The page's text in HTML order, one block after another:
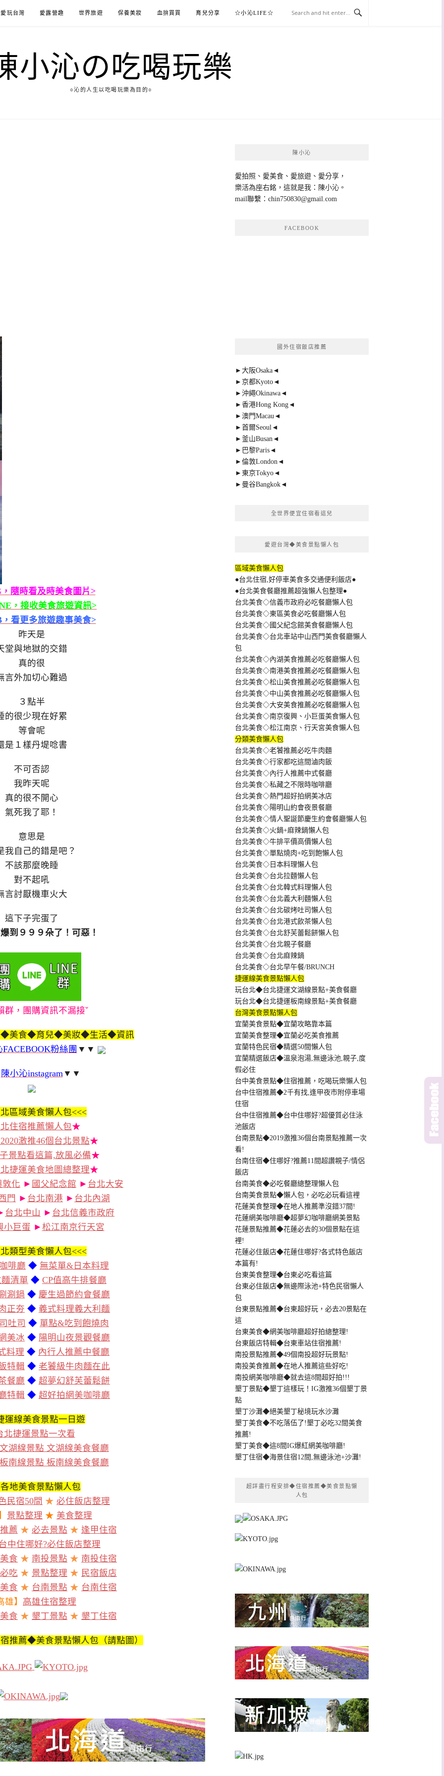
愛玩台灣 愛露營趣 世界旅遊 保養美妝 血拚買買 育兒分享 ☆小沁LIFE☆
小沁の吃喝玩樂
○沁的人生以吃喝玩樂為目的○
隨時看及時美食圖片>
，接收美食旅遊資訊>
看更多旅遊趣事美食>
昨天是
堂與地獄的交錯
真的很
言外加切心難過
３點半
的很少現在好累
等會呢
是１樣丹堤唸書
不可否認
我昨天呢
真的很不開心
氣死我了耶！
意思是
我自己的錯是吧？
不該那麼晚睡
對不起吼
言討厭機車火大
這下子完蛋了
到９９９朵了！可惡！
群，團購資訊不漏接ˇ
美食◆育兒◆美妝◆生活◆資訊
粉絲團 ▼▼
陳小沁instagram ▼▼
區域美食懶人包<<<
住宿推薦懶人包★
激推46個台北景點★
景點看這篇,放風必備★
捷運美食地圖總整理★
敦化 ► 國父紀念館 ► 台北大安
門 ► 台北南港 ► 台北內湖
台北中山 ► 台北信義市政府
小巨蛋 ► 松江南京行天宮
類型美食懶人包<<<
啡廳 ◆ 無菜單&日本料理
清單 ◆ CP值高牛排餐廳
涮鍋 ◆ 慶生過節約會餐廳
正夯 ◆ 義式料理義大利麵
吐司 ◆ 單點&吃到飽燒肉
美冰 ◆ 陽明山夜景觀餐廳
料理 ◆ 內行人推薦中餐廳
特輯 ◆ 老饕級牛肉麵在此
餐廳 ◆ 超夢幻舒芙蕾鬆餅
特輯 ◆ 超好拍網美咖啡廳
運線美食景點一日遊
北捷運景點一次看
湖線景點 文湖線美食餐廳
南線景點 板南線美食餐廳
地美食景點懶人包
民宿50間 ★ 必住飯店整理
景點整理 ★ 美食整理
薦 ★ 必去景點 ★ 逢甲住宿
中住哪好?必住飯店整理
食 ★ 南投景點 ★ 南投住宿
吃 ★ 景點整理 ★ 民宿飯店
食 ★ 台南景點 ★ 台南住宿
雄】 高雄住宿整理
食 ★ 墾丁景點 ★ 墾丁住宿
推薦◆美食景點懶人包（請點圖）
陳小沁
愛拍照、愛美食、愛旅遊、愛分享，
樂活為座右銘，這就是我：陳小沁。
mail聯繫： chin750830@gmail.com
FACEBOOK
國外住宿飯店推薦
►大阪Osaka◄
►京都Kyoto◄
►沖繩Okinawa◄
►香港Hong Kong◄
►澳門Macau◄
►首爾Seoul◄
►釜山Busan◄
►巴黎Paris◄
►倫敦London◄
►東京Tokyo◄
►曼谷Bangkok◄
全世界便宜住宿看這兒
愛遊台灣◆美食景點懶人包
區域美食懶人包
●台北住宿,好停車美食多交通便利飯店●
●台北美食餐廳推薦超強懶人包整理●
台北美食◇信義市政府必吃餐廳懶人包
台北美食◇東區美食必吃餐廳懶人包
台北美食◇國父紀念館美食餐廳懶人包
台北美食◇台北車站中山西門美食餐廳懶人
包
台北美食◇內湖美食推薦必吃餐廳懶人包
台北美食◇南港美食推薦必吃餐廳懶人包
台北美食◇松山美食推薦必吃餐廳懶人包
台北美食◇中山美食推薦必吃餐廳懶人包
台北美食◇大安美食推薦必吃餐廳懶人包
台北美食◇南京復興、小巨蛋美食懶人包
台北美食◇松江南京、行天宮美食懶人包
分類美食懶人包
台北美食◇老饕推薦必吃牛肉麵
台北美食◇行家都吃這間滷肉飯
台北美食◇內行人推薦中式餐廳
台北美食◇私藏之不限時咖啡廳
台北美食◇熱門超好拍網美冰店
台北美食◇陽明山約會夜景餐廳
台北美食◇情人聖誕節慶生約會餐廳懶人包
台北美食◇火鍋+麻辣鍋懶人包
台北美食◇牛排平價高價懶人包
台北美食◇單點燒肉+吃到飽懶人包
台北美食◇日本料理懶人包
台北美食◇台北拉麵懶人包
台北美食◇台北韓式料理懶人包
台北美食◇台北義大利麵懶人包
台北美食◇台北碳烤吐司懶人包
台北美食◇台北港式飲茶懶人包
台北美食◇台北舒芙蕾鬆餅懶人包
台北美食◇台北親子餐廳
台北美食◇台北麻辣鍋
台北美食◇台北早午餐/BRUNCH
捷運線美食景點懶人包
玩台北◆台北捷運文湖線景點+美食餐廳
玩台北◆台北捷運板南線景點+美食餐廳
台灣美食景點懶人包
宜蘭美食景點◆宜蘭攻略靠本篇
宜蘭美食整理◆宜蘭必吃美食推薦
宜蘭特色民宿◆精選50間懶人包
宜蘭精選飯店◆溫泉泡湯,無邊泳池,親子,度
假必住
台中美食景點◆住宿推薦，吃喝玩樂懶人包
台中住宿推薦◆2千有找,逢甲夜市附停車場
住宿
台中住宿推薦◆台中住哪好?超優質必住泳
池飯店
台南景點◆2019激推36個台南景點推薦一次
看!
台南住宿◆住哪好?推薦11間超讚親子/情侶
飯店
台南美食◆必吃餐廳總整理懶人包
台南美食景點◆懶人包，必吃必玩看這裡
花蓮美食整理◆在地人推薦準沒錯37間!
花蓮網美咖啡廳◆超夢幻咖啡廳網美景點
花蓮景點推薦◆花蓮必去的30個景點在這
裡!
花蓮必住飯店◆花蓮住哪好?各式特色飯店
本篇有!
台東美食整理◆台東必吃看這篇
台東必住飯店◆無邊際泳池+特色民宿懶人
包
台東景點推薦◆台東超好玩，必去20景點在
這
台東美食◆網美咖啡廳超好拍總整理!
台東飯店特輯◆台東車站住宿推薦!
南投景點推薦◆49個南投超好玩景點!
南投美食推薦◆在地人推薦這些好吃!
南投網美咖啡廳◆就去這8間超好拍!!!
墾丁景點◆墾丁這樣玩！IG激推36個墾丁景
點
墾丁沙灘◆絕美墾丁秘境玩水沙灘
墾丁美食◆不吃落伍了!墾丁必吃32間美食
推薦!
墾丁美食◆這8間IG爆紅網美咖啡廳!
墾丁住宿◆海景住宿12間,無邊泳池+沙灘!
超詳盡行程安排◆住宿推薦◆美食景點懶
人包